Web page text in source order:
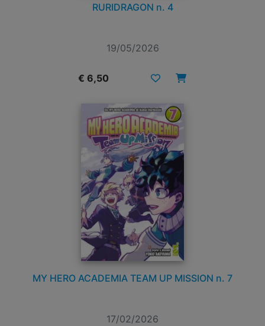
RURIDRAGON n. 4
19/05/2026
€ 6,50
MY HERO ACADEMIA TEAM UP MISSION n. 7
17/02/2026